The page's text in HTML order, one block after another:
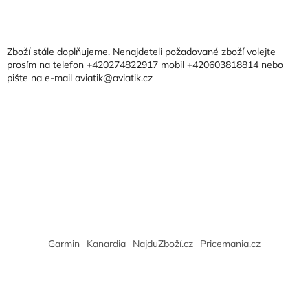
aZboží stále doplňujeme. Nenajdeteli požadované zboží volejte
prosím na telefon +420274822917 mobil +420603818814 nebo
pište na e-mail aviatik@aviatik.cz
Garmin Kanardia NajduZboží.cz Pricemania.cz